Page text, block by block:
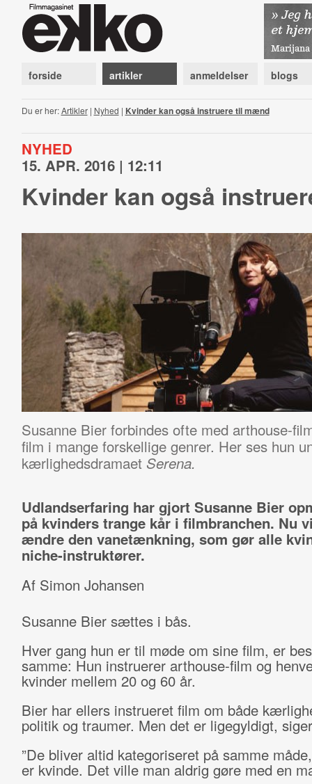
forside artikler anmeldelser blogs
Du er her:Artikler| Nyhed | Kvinder kan også instruere til mænd
NYHED
15. APR. 2016 | 12:11
Kvinder kan også
Susanne Bier forbindes ofte med arthouse-
film i mange forskellige genrer. Her ses hun
kærlighedsdramaet Serena.
Udlandserfaring har gjort Susanne Bier
på kvinders trange kår i filmbranchen. Nu
ændre den vanetænkning, som gør alle
niche-instruktører.
Af Simon Johansen
Susanne Bier sættes i bås.
Hver gang hun er til møde om sine film, er
samme: Hun instruerer arthouse-film og
kvinder mellem 20 og 60 år.
Bier har ellers instrueret film om både
politik og traumer. Men det er ligegyldigt,
”De bliver altid kategoriseret på samme
er kvinde. Det ville man aldrig gøre med en